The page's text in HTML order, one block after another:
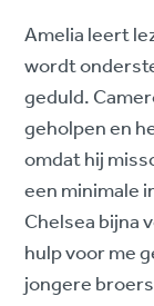
Amelia leert
wordt
geduld.
geholpen en
omdat hij
een minimale
Chelsea bijna
hulp voor me
jongere